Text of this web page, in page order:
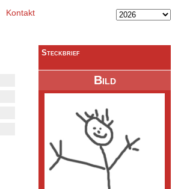
Kontakt
Bild
Steckbrief